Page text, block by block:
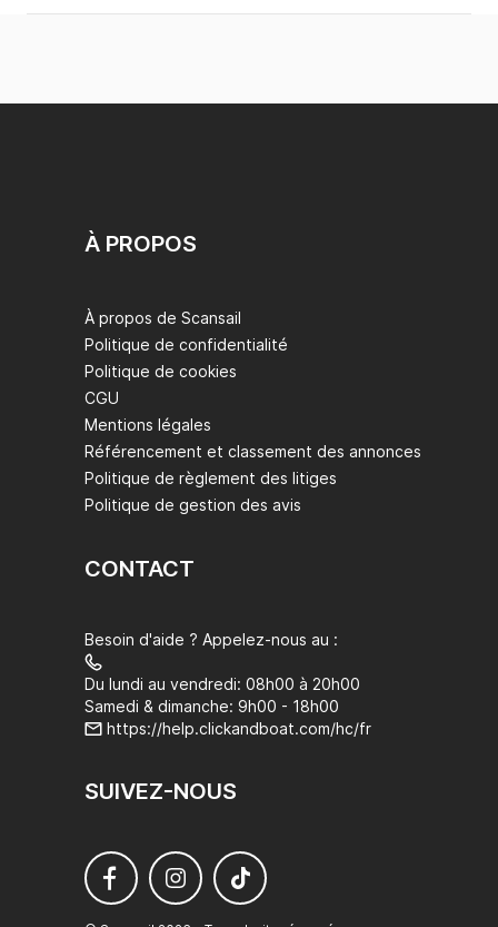
À PROPOS
À propos de Scansail
Politique de confidentialité
Politique de cookies
CGU
Mentions légales
Référencement et classement des annonces
Politique de règlement des litiges
Politique de gestion des avis
CONTACT
Besoin d'aide ? Appelez-nous au :
Du lundi au vendredi: 08h00 à 20h00
Samedi & dimanche: 9h00 - 18h00
https://help.clickandboat.com/hc/fr
SUIVEZ-NOUS